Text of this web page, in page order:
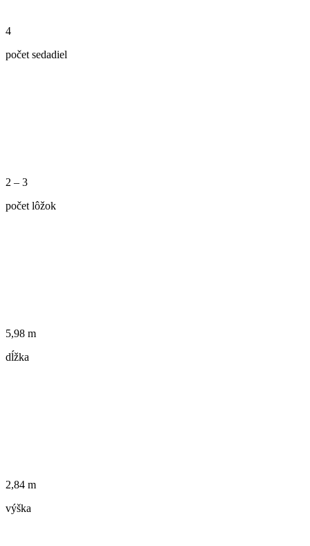
4
počet sedadiel
2 – 3
počet lôžok
5,98 m
dĺžka
2,84 m
výška